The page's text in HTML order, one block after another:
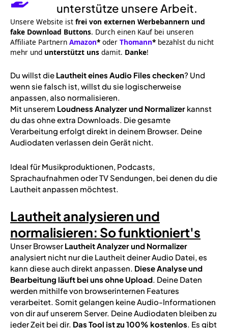
unterstütze unsere Arbeit.
Unsere Website ist frei von externen Werbebannern und
fake Download Buttons. Durch einen Kauf bei unseren
Affiliate Partnern Amazon* oder Thomann* bezahlst du nicht
mehr und unterstützt uns damit. Danke!
Du willst die Lautheit eines Audio Files checken? Und
wenn sie falsch ist, willst du sie logischerweise
anpassen, also normalisieren.
Mit unserem Loudness Analyzer und Normalizer kannst
du das ohne extra Downloads. Die gesamte
Verarbeitung erfolgt direkt in deinem Browser. Deine
Audiodaten verlassen dein Gerät nicht.
Ideal für Musikproduktionen, Podcasts,
Sprachaufnahmen oder TV Sendungen, bei denen du die
Lautheit anpassen möchtest.
Lautheit analysieren und
normalisieren: So funktioniert's
Unser Browser Lautheit Analyzer und Normalizer
analysiert nicht nur die Lautheit deiner Audio Datei, es
kann diese auch direkt anpassen. Diese Analyse und
Bearbeitung läuft bei uns ohne Upload. Deine Daten
werden mithilfe von browserinternen Features
verarbeitet. Somit gelangen keine Audio-Informationen
von dir auf unserem Server. Deine Audiodaten bleiben zu
jeder Zeit bei dir. Das Tool ist zu 100% kostenlos. Es gibt